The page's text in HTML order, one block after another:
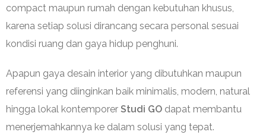
compact maupun rumah dengan kebutuhan khusus,
karena setiap solusi dirancang secara personal sesuai
kondisi ruang dan gaya hidup penghuni.
Apapun gaya desain interior yang dibutuhkan maupun
referensi yang diinginkan baik minimalis, modern, natural
hingga lokal kontemporer Studi GO dapat membantu
menerjemahkannya ke dalam solusi yang tepat.